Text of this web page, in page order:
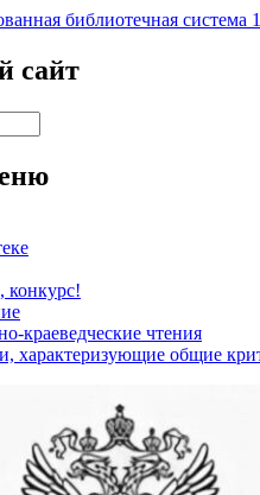
библиотечная система
сайт
конкурс!
краеведческие чтения
характеризующие общие